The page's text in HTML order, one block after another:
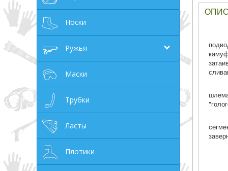
Носки
Ружья
Маски
Трубки
Ласты
Плотики